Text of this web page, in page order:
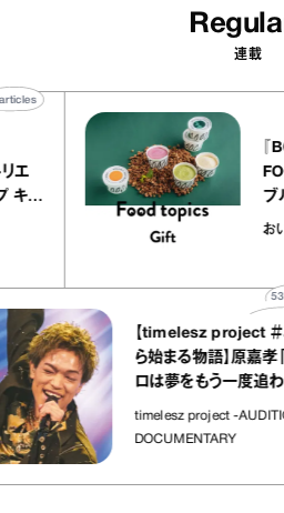
連載
アトリエ
ープ キャ
40articles
【timelesz project ＃ここ
ら始まる物語】原嘉孝「タイ
ロは夢をもう一度追わせて
れた場所」
timelesz project -AUDITION-
DOCUMENTARY